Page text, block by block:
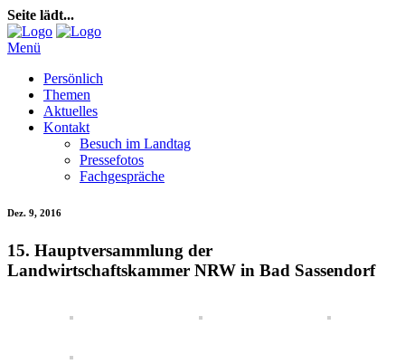
Seite lädt...
Menü
Persönlich
Themen
Aktuelles
Kontakt
Besuch im Landtag
Pressefotos
Fachgespräche
Dez. 9, 2016
15. Hauptversammlung der
Landwirtschaftskammer NRW in Bad Sassendorf